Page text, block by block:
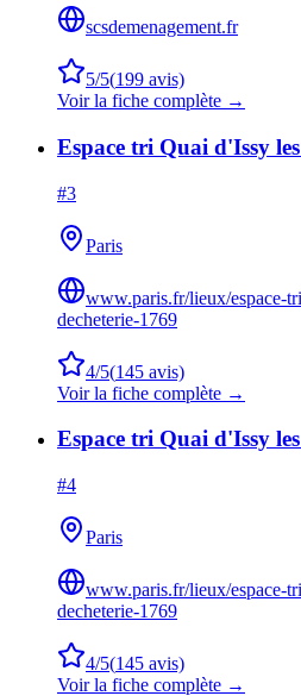
scsdemenagement.fr
5/5(199 avis)
Voir la fiche complète →
Espace tri Quai d'Issy
#3
Paris
www.paris.fr/lieux/espace-
decheterie-1769
4/5(145 avis)
Voir la fiche complète →
Espace tri Quai d'Issy
#4
Paris
www.paris.fr/lieux/espace-
decheterie-1769
4/5(145 avis)
Voir la fiche complète →